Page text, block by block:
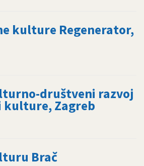
kulture Regenerator,
društveni razvoj
kulture, Zagreb
Brač